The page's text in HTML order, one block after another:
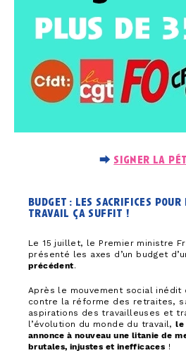
⮕ signer la
budget : les sacrifices pour
travail ça suffit !
Le 15 juillet, le Premier ministre
présenté les axes d’un budget
précédent.
Après le mouvement social
contre la réforme des retraites,
aspirations des travailleuses et
l’évolution du monde du travail,le
annonce à nouveau une litanie de
brutales, injustes et inefficaces !